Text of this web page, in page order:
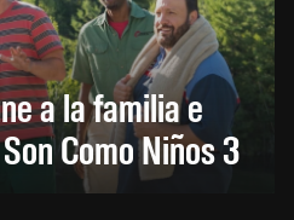
a la familia e
Como Niños 3